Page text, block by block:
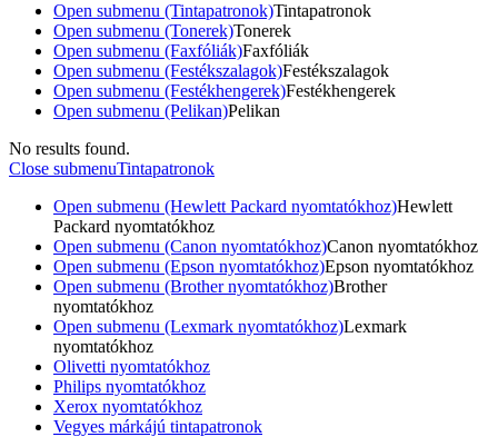
Open submenu (Tintapatronok)Tintapatronok
Open submenu (Tonerek)Tonerek
Open submenu (Faxfóliák)Faxfóliák
Open submenu (Festékszalagok)Festékszalagok
Open submenu (Festékhengerek)Festékhengerek
Open submenu (Pelikan)Pelikan
No results found.
Close submenuTintapatronok
Open submenu (Hewlett Packard nyomtatókhoz)Hewlett
Packard nyomtatókhoz
Open submenu (Canon nyomtatókhoz)Canon nyomtatókhoz
Open submenu (Epson nyomtatókhoz)Epson nyomtatókhoz
Open submenu (Brother nyomtatókhoz)Brother
nyomtatókhoz
Open submenu (Lexmark nyomtatókhoz)Lexmark
nyomtatókhoz
Olivetti nyomtatókhoz
Philips nyomtatókhoz
Xerox nyomtatókhoz
Vegyes márkájú tintapatronok